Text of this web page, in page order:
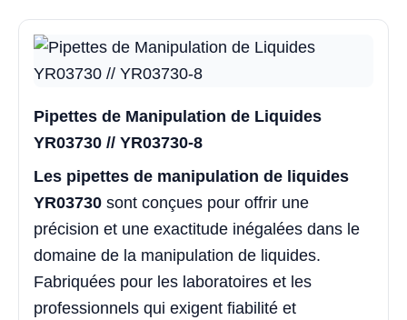
Pipettes de Manipulation de Liquides
YR03730 // YR03730-8
Les pipettes de manipulation de liquides
YR03730 sont conçues pour offrir une
précision et une exactitude inégalées dans le
domaine de la manipulation de liquides.
Fabriquées pour les laboratoires et les
professionnels qui exigent fiabilité et